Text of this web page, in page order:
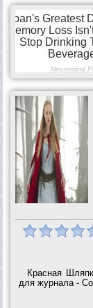
Красная
для журнала -